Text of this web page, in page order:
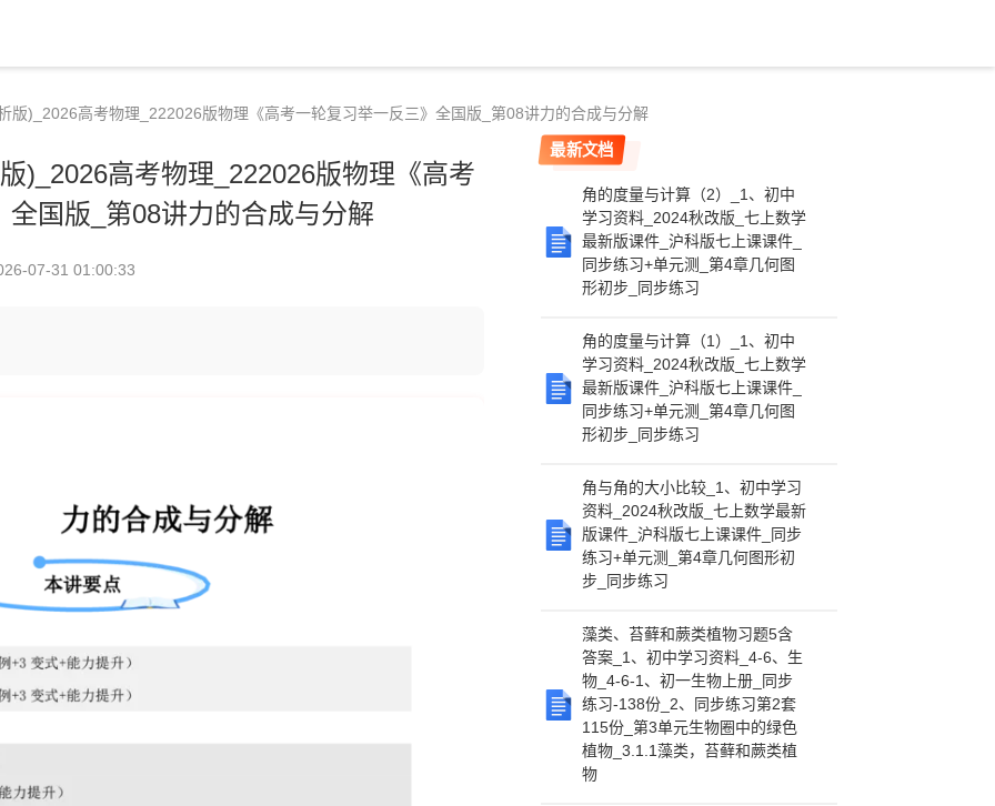
版)_2026高考物理_222026版物理《高考一轮复习举一反三》全国版_第08讲力的合成与分解
)_2026高考物理_222026版物理《高考
国版_第08讲力的合成与分解
07-31 01:00:33
最新文档
角的度量与计算（2）_1、初中
学习资料_2024秋改版_七上数学
最新版课件_沪科版七上课课件_
同步练习+单元测_第4章几何图
形初步_同步练习
角的度量与计算（1）_1、初中
学习资料_2024秋改版_七上数学
最新版课件_沪科版七上课课件_
同步练习+单元测_第4章几何图
形初步_同步练习
角与角的大小比较_1、初中学习
资料_2024秋改版_七上数学最新
版课件_沪科版七上课课件_同步
练习+单元测_第4章几何图形初
步_同步练习
藻类、苔藓和蕨类植物习题5含
答案_1、初中学习资料_4-6、生
物_4-6-1、初一生物上册_同步
练习-138份_2、同步练习第2套
115份_第3单元生物圈中的绿色
植物_3.1.1藻类，苔藓和蕨类植
物